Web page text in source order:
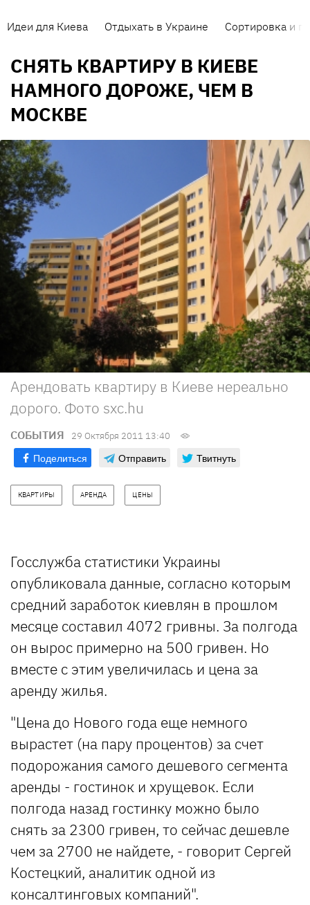
Идеи для Киева Отдыхать в Украине Сортировка и
СНЯТЬ КВАРТИРУ В КИЕВЕ
НАМНОГО ДОРОЖЕ, ЧЕМ В
МОСКВЕ
Арендовать квартиру в Киеве нереально
дорого. Фото sxc.hu
СОБЫТИЯ 29 Октября 2011 13:40
Поделиться Отправить Твитнуть
КВАРТИРЫ АРЕНДА ЦЕНЫ
Госслужба статистики Украины
опубликовала данные, согласно которым
средний заработок киевлян в прошлом
месяце составил 4072 гривны. За полгода
он вырос примерно на 500 гривен. Но
вместе с этим увеличилась и цена за
аренду жилья.
"Цена до Нового года еще немного
вырастет (на пару процентов) за счет
подорожания самого дешевого сегмента
аренды - гостинок и хрущевок. Если
полгода назад гостинку можно было
снять за 2300 гривен, то сейчас дешевле
чем за 2700 не найдете, - говорит Сергей
Костецкий, аналитик одной из
консалтинговых компаний".